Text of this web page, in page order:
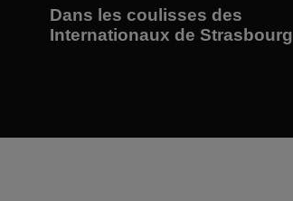
Dans les coulisses des
Internationaux de Strasbourg